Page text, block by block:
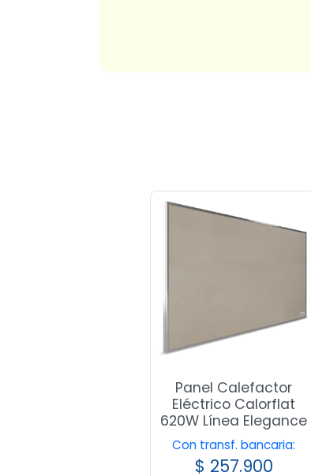
Panel Calefactor
Eléctrico Calorflat
620W Línea Elegance
Con transf. bancaria:
$ 257.900